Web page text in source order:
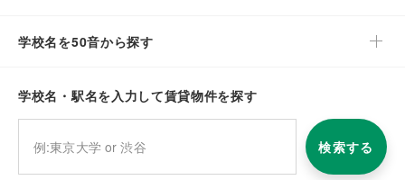
学校名を50音から探す
学校名・駅名を入力して賃貸物件を探す
検索する